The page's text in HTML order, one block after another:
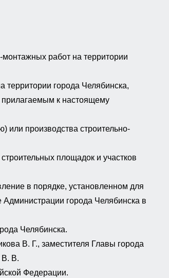
работ на территории
территории города Челябинска,
прилагаемым к настоящему
или производства строительно-
площадок и участков
в порядке, установленном для
города Челябинска в
Челябинска.
В. Г., заместителя Главы города
В. В.
Федерации.